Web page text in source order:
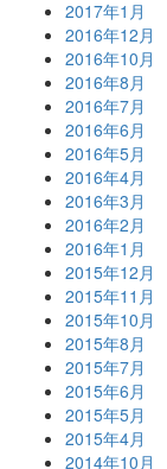
2017年1月
2016年12月
2016年10月
2016年8月
2016年7月
2016年6月
2016年5月
2016年4月
2016年3月
2016年2月
2016年1月
2015年12月
2015年11月
2015年10月
2015年8月
2015年7月
2015年6月
2015年5月
2015年4月
2014年10月